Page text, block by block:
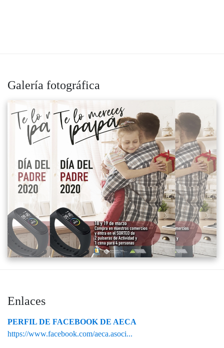
Galería fotográfica
Enlaces
PERFIL DE FACEBOOK DE AECA
https://www.facebook.com/aeca.asoci...